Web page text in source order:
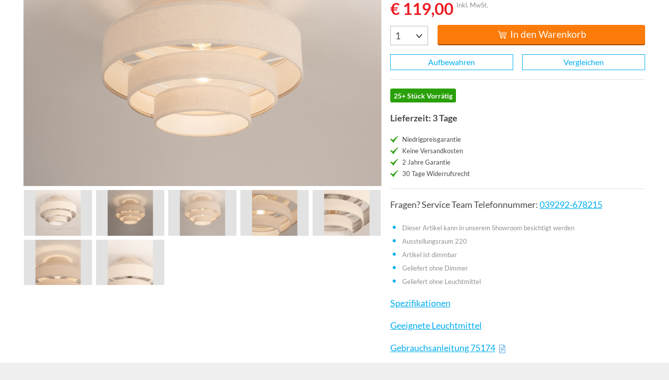
€ 119,00 Inkl. MwSt.
In den Warenkorb
Aufbewahren Vergleichen
25+ Stück Vorrätig
Lieferzeit: 3 Tage
Niedrigpreisgarantie
Keine Versandkosten
2 Jahre Garantie
30 Tage Widerrufsrecht
Fragen? Service Team Telefonnummer:039292-678215
Dieser Artikel kann in unserem Showroom besichtigt werden
Ausstellungsraum 220
Artikel ist dimmbar
Geliefert ohne Dimmer
Geliefert ohne Leuchtmittel
Spezifikationen
Geeignete Leuchtmittel
Gebrauchsanleitung 75174